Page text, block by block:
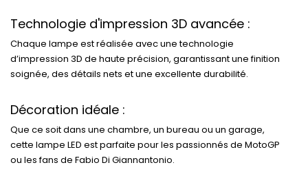
Technologie d'impression 3D avancée :
Chaque lampe est réalisée avec une technologie
d’impression 3D de haute précision, garantissant une finition
soignée, des détails nets et une excellente durabilité.
Décoration idéale :
Que ce soit dans une chambre, un bureau ou un garage,
cette lampe LED est parfaite pour les passionnés de MotoGP
ou les fans de Fabio Di Giannantonio.